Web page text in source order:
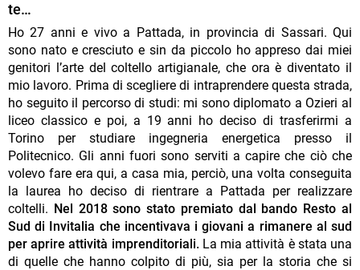
te…
Ho 27 anni e vivo a Pattada, in provincia di Sassari. Qui
sono nato e cresciuto e sin da piccolo ho appreso dai miei
genitori l’arte del coltello artigianale, che ora è diventato il
mio lavoro. Prima di scegliere di intraprendere questa strada,
ho seguito il percorso di studi: mi sono diplomato a Ozieri al
liceo classico e poi, a 19 anni ho deciso di trasferirmi a
Torino per studiare ingegneria energetica presso il
Politecnico. Gli anni fuori sono serviti a capire che ciò che
volevo fare era qui, a casa mia, perciò, una volta conseguita
la laurea ho deciso di rientrare a Pattada per realizzare
coltelli. Nel 2018 sono stato premiato dal bando Resto al
Sud di Invitalia che incentivava i giovani a rimanere al sud
per aprire attività imprenditoriali.La mia attività è stata una
di quelle che hanno colpito di più, sia per la storia che si